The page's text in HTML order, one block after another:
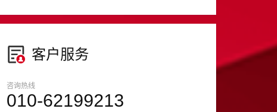
客户服务
咨询热线
010-62199213